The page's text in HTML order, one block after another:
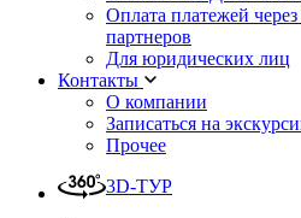
Оплата платежей
партнеров
Для юридических лиц
Контакты
О компании
Записаться на
Прочее
3D-ТУР